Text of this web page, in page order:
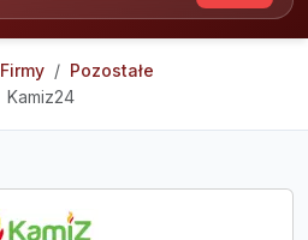
Firmy
Pozostałe
Kamiz24